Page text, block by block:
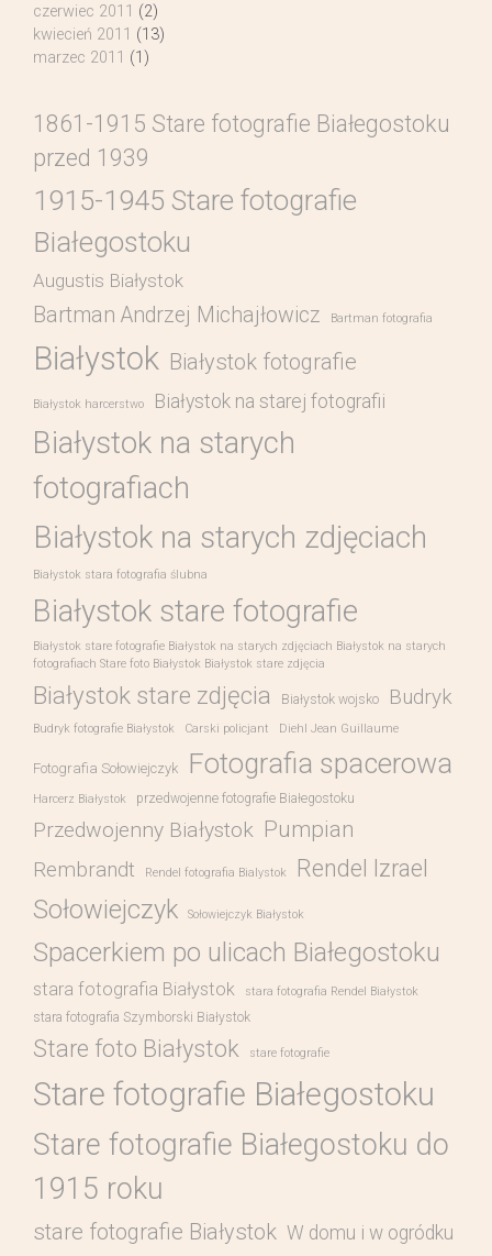
czerwiec 2011 (2)
kwiecień 2011 (13)
marzec 2011 (1)
1861-1915 Stare fotografie Białegostoku
przed 1939
1915-1945 Stare fotografie
Białegostoku
Augustis Białystok
Bartman Andrzej Michajłowicz Bartman fotografia
Białystok Białystok fotografie
Białystok harcerstwo Białystok na starej fotografii
Białystok na starych
fotografiach
Białystok na starych zdjęciach
Białystok stara fotografia ślubna
Białystok stare fotografie
Białystok stare fotografie Białystok na starych zdjęciach Białystok na starych
fotografiach Stare foto Białystok Białystok stare zdjęcia
Białystok stare zdjęcia Białystok wojsko Budryk
Budryk fotografie Białystok Carski policjant Diehl Jean Guillaume
Fotografia Sołowiejczyk Fotografia spacerowa
Harcerz Białystok przedwojenne fotografie Białegostoku
Przedwojenny Białystok Pumpian
Rembrandt Rendel fotografia Bialystok Rendel Izrael
Sołowiejczyk Sołowiejczyk Białystok
Spacerkiem po ulicach Białegostoku
stara fotografia Białystok stara fotografia Rendel Białystok
stara fotografia Szymborski Białystok
Stare foto Białystok stare fotografie
Stare fotografie Białegostoku
Stare fotografie Białegostoku do
1915 roku
stare fotografie Białystok W domu i w ogródku